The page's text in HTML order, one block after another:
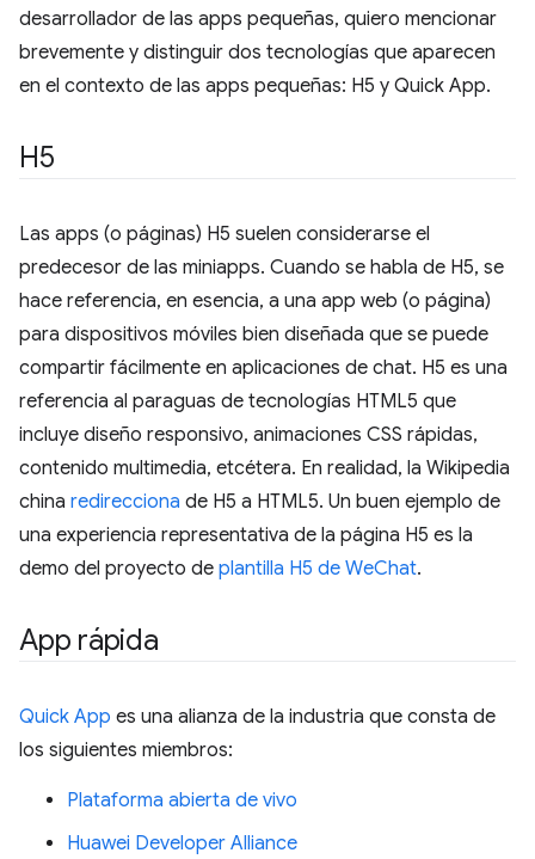
desarrollador de las apps pequeñas, quiero mencionar
brevemente y distinguir dos tecnologías que aparecen
en el contexto de las apps pequeñas: H5 y Quick App.
H5
Las apps (o páginas) H5 suelen considerarse el
predecesor de las miniapps. Cuando se habla de H5, se
hace referencia, en esencia, a una app web (o página)
para dispositivos móviles bien diseñada que se puede
compartir fácilmente en aplicaciones de chat. H5 es una
referencia al paraguas de tecnologías HTML5 que
incluye diseño responsivo, animaciones CSS rápidas,
contenido multimedia, etcétera. En realidad, la Wikipedia
china redirecciona de H5 a HTML5. Un buen ejemplo de
una experiencia representativa de la página H5 es la
demo del proyecto de plantilla H5 de WeChat.
App rápida
Quick App es una alianza de la industria que consta de
los siguientes miembros:
Plataforma abierta de vivo
Huawei Developer Alliance